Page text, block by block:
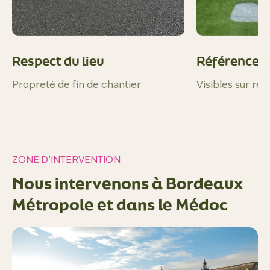
Respect du lieu
Propreté de fin de chantier Visibles sur
ZONE D’INTERVENTION
Nous intervenons à Bordeaux
Métropole et dans le Médoc